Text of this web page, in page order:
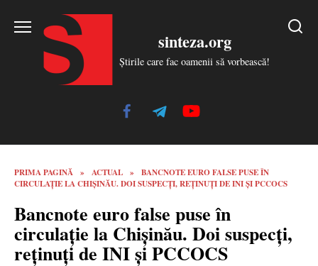
sinteza.org
Știrile care fac oamenii să vorbească!
PRIMA PAGINĂ » ACTUAL »
BANCNOTE EURO FALSE PUSE ÎN
CIRCULAȚIE LA CHIȘINĂU. DOI SUSPECȚI, REȚINUȚI DE INI ȘI PCCOCS
Bancnote euro false puse în
circulație la Chișinău. Doi suspecți,
reținuți de INI și PCCOCS